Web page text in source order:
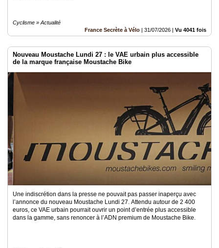
Cyclisme » Actualité
France Secrète à Vélo | 31/07/2026 | Vu 4041 fois
Nouveau Moustache Lundi 27 : le VAE urbain plus accessible
de la marque française Moustache Bike
Une indiscrétion dans la presse ne pouvait pas passer inaperçu avec
l’annonce du nouveau Moustache Lundi 27. Attendu autour de 2 400
euros, ce VAE urbain pourrait ouvrir un point d’entrée plus accessible
dans la gamme, sans renoncer à l’ADN premium de Moustache Bike.